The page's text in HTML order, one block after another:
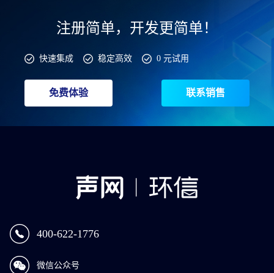
注册简单，开发更简单！
快速集成 稳定高效 0 元试用
免费体验 联系销售
400-622-1776
微信公众号